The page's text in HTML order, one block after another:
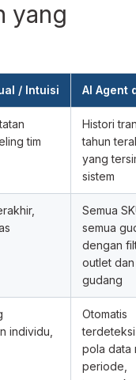
yang
/ Intuisi AI Agent
tim
Histori
tahun
yang
sistem
Semua
semua
dengan
outlet dan
gudang
individu,
Otomatis
pola data
periode,